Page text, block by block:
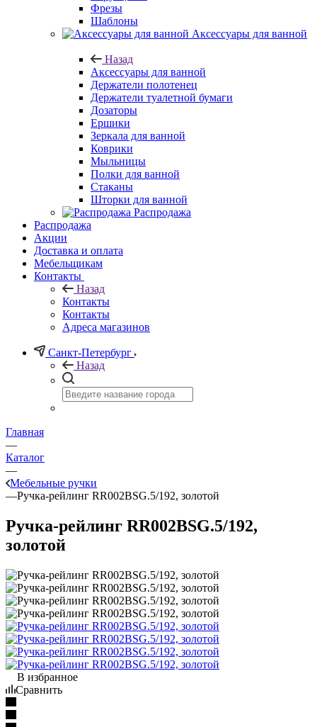
Фрезы
Шаблоны
Аксессуары для ванной
Назад
Аксессуары для ванной
Держатели полотенец
Держатели туалетной бумаги
Дозаторы
Ершики
Зеркала для ванной
Коврики
Мыльницы
Полки для ванной
Стаканы
Шторки для ванной
Распродажа
Распродажа
Акции
Доставка и оплата
Мебельщикам
Контакты
Назад
Контакты
Контакты
Адреса магазинов
Санкт-Петербург
Назад
Главная
—
Каталог
—
Мебельные ручки
—Ручка-рейлинг RR002BSG.5/192, золотой
Ручка-рейлинг RR002BSG.5/192,
золотой
В избранное
Сравнить